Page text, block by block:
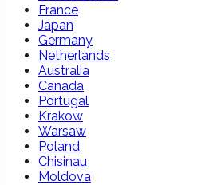
France
Japan
Germany
Netherlands
Australia
Canada
Portugal
Krakow
Warsaw
Poland
Chisinau
Moldova